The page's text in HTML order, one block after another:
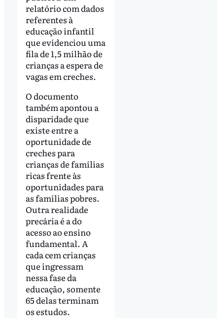
relatório com dados
referentes à
educação infantil
que evidenciou uma
fila de 1,5 milhão de
crianças a espera de
vagas em creches.
O documento
também apontou a
disparidade que
existe entre a
oportunidade de
creches para
crianças de famílias
ricas frente às
oportunidades para
as famílias pobres.
Outra realidade
precária é a do
acesso ao ensino
fundamental. A
cada cem crianças
que ingressam
nessa fase da
educação, somente
65 delas terminam
os estudos.